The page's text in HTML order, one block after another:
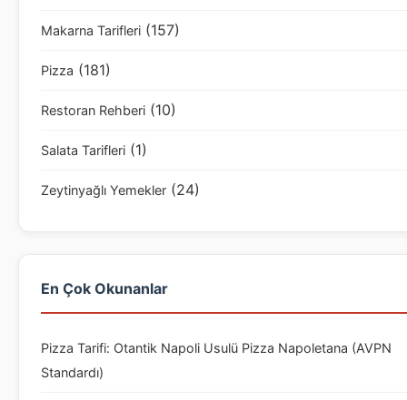
Makarna Tarifleri (157)
Pizza (181)
Restoran Rehberi (10)
Salata Tarifleri (1)
Zeytinyağlı Yemekler (24)
En Çok Okunanlar
Pizza Tarifi: Otantik Napoli Usulü Pizza Napoletana (AVPN
Standardı)